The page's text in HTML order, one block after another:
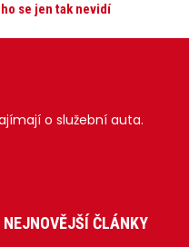
se jen tak nevidí
o služební auta.
NEJNOVĚJŠÍ ČLÁNKY